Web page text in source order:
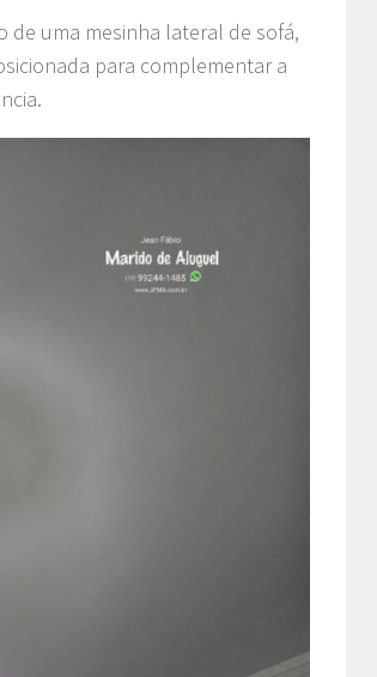
de uma mesinha lateral de sofá,
para complementar a